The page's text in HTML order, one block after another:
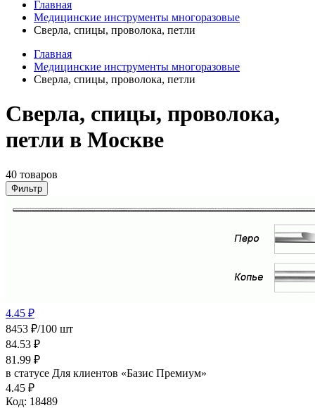
Главная
Медицинские инструменты многоразовые
Сверла, спицы, проволока, петли
Главная
Медицинские инструменты многоразовые
Сверла, спицы, проволока, петли
Сверла, спицы, проволока,
петли в Москве
40 товаров
Фильтр
4.45 ₽
8453 ₽/100 шт
84.53 ₽
81.99 ₽
в статусе Для клиентов «Базис Премиум»
4.45 ₽
Код: 18489